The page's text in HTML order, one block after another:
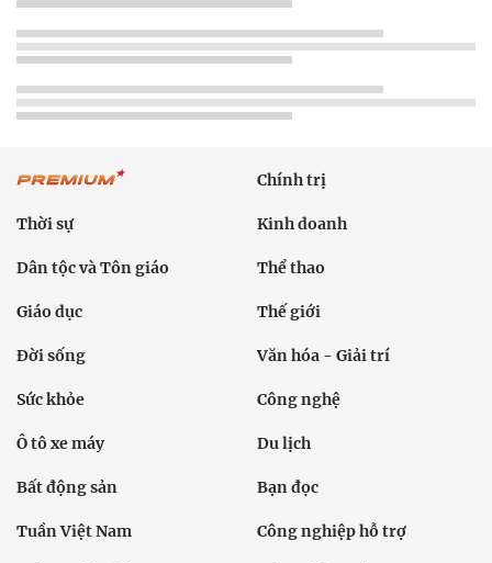
Chính trị
Thời sự Kinh doanh
Dân tộc và Tôn giáo Thể thao
Giáo dục Thế giới
Đời sống Văn hóa - Giải trí
Sức khỏe Công nghệ
Ô tô xe máy Du lịch
Bất động sản Bạn đọc
Tuần Việt Nam Công nghiệp hỗ trợ